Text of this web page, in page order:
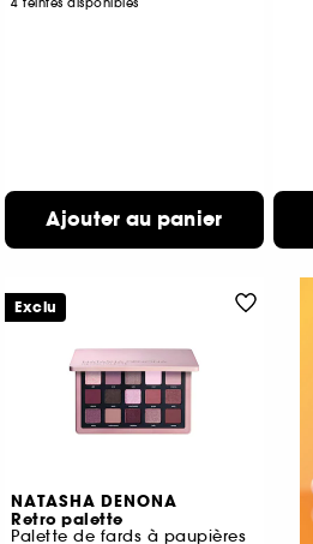
Ajouter au panier
NATASHA DENONA
Retro palette
Palette de fards à paupières
Exclu